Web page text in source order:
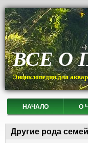
ВСЕ О
Энциклопедия для
НАЧАЛО О
Другие рода